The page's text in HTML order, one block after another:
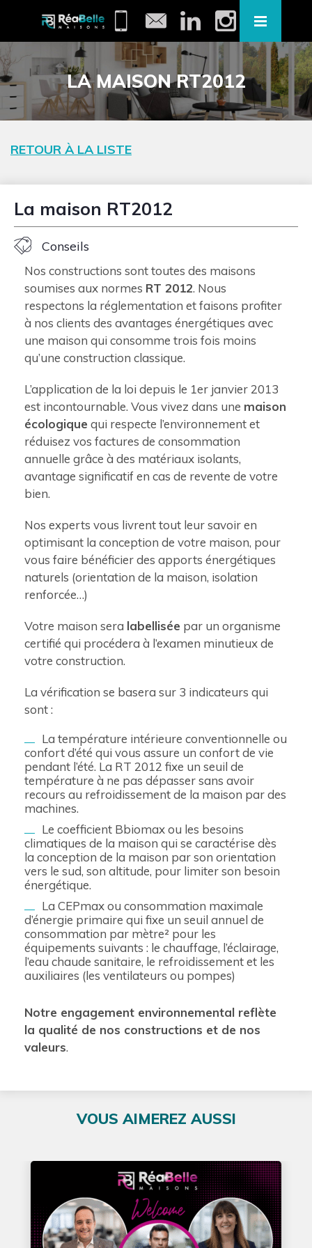
LA MAISON RT2012
RETOUR À LA LISTE
La maison RT2012
Conseils
Nos constructions sont toutes des maisons
soumises aux normes RT 2012. Nous
respectons la réglementation et faisons profiter
à nos clients des avantages énergétiques avec
une maison qui consomme trois fois moins
qu’une construction classique.
L’application de la loi depuis le 1er janvier 2013
est incontournable. Vous vivez dans une maison
écologique qui respecte l’environnement et
réduisez vos factures de consommation
annuelle grâce à des matériaux isolants,
avantage significatif en cas de revente de votre
bien.
Nos experts vous livrent tout leur savoir en
optimisant la conception de votre maison, pour
vous faire bénéficier des apports énergétiques
naturels (orientation de la maison, isolation
renforcée…)
Votre maison sera labellisée par un organisme
certifié qui procédera à l’examen minutieux de
votre construction.
La vérification se basera sur 3 indicateurs qui
sont :
La température intérieure conventionnelle ou
confort d’été qui vous assure un confort de vie
pendant l’été. La RT 2012 fixe un seuil de
température à ne pas dépasser sans avoir
recours au refroidissement de la maison par des
machines.
Le coefficient Bbiomax ou les besoins
climatiques de la maison qui se caractérise dès
la conception de la maison par son orientation
vers le sud, son altitude, pour limiter son besoin
énergétique.
La CEPmax ou consommation maximale
d’énergie primaire qui fixe un seuil annuel de
consommation par mètre² pour les
équipements suivants : le chauffage, l’éclairage,
l’eau chaude sanitaire, le refroidissement et les
auxiliaires (les ventilateurs ou pompes)
Notre engagement environnemental reflète
la qualité de nos constructions et de nos
valeurs.
VOUS AIMEREZ AUSSI